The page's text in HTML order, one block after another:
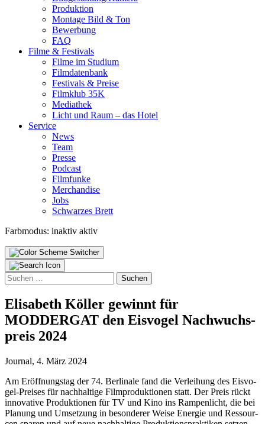
Pro­duk­ti­on
Mon­ta­ge Bild & Ton
Bewer­bung
FAQ
Fil­me & Fes­ti­vals
Fil­me im Stu­di­um
Film­da­ten­bank
Fes­ti­vals & Prei­se
Film­klub 35K
Media­thek
Licht und Raum – das Hotel
Ser­vice
News
Team
Pres­se
Pod­cast
Film­fun­ke
Mer­chan­di­se
Jobs
Schwar­zes Brett
Farbmodus: inaktiv aktiv
Suchen
nach:
Eli­sa­beth Köl­ler gewinnt für
MODDERGAT den Eis­vo­gel Nach­wuchs­
preis 2024
Journal, 4. März 2024
Am Eröff­nungs­tag der 74. Ber­li­na­le fand die Ver­lei­hung des Eis­vo­
gel-Prei­ses für nach­hal­ti­ge Film­pro­duk­tio­nen statt. Der Preis rückt
inno­va­ti­ve Pro­duk­tio­nen für TV und Kino ins Ram­pen­licht, die bei
Pla­nung und Umset­zung in beson­de­rer Wei­se Ener­gie und Res­sour­